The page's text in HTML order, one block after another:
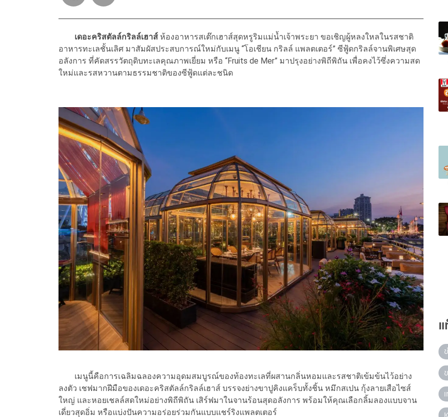
เดอะคริสตัลล์กริลล์เฮาส์ ห้องอาหารสเต๊กเฮาส์สุดหรูริมแม่น้ำเจ้าพระยา ขอเชิญผู้หลงใหลในรสชาติ
อาหารทะเลชั้นเลิศ มาสัมผัสประสบการณ์ใหม่กับเมนู “โอเชียน กริลล์ แพลตเตอร์” ซีฟู้ดกริลล์จานพิเศษสุด
อลังการ ที่คัดสรรวัตถุดิบทะเลคุณภาพเยี่ยม หรือ “Fruits de Mer” มาปรุงอย่างพิถีพิถัน เพื่อคงไว้ซึ่งความสด
ใหม่และรสหวานตามธรรมชาติของซีฟู้ดแต่ละชนิด
เมนูนี้คือการเฉลิมฉลองความอุดมสมบูรณ์ของท้องทะเลที่ผสานกลิ่นหอมและรสชาติเข้มข้นไว้อย่าง
ลงตัว เชฟมากฝีมือของเดอะคริสตัลล์กริลล์เฮาส์ บรรจงย่างขาปูคิงแคร็บทั้งชิ้น หมึกสเปน กุ้งลายเสือไซส์
ใหญ่ และหอยเชลล์สดใหม่อย่างพิถีพิถัน เสิร์ฟมาในจานร้อนสุดอลังการ พร้อมให้คุณเลือกลิ้มลองแบบจาน
เดี่ยวสุดอิ่ม หรือแบ่งปันความอร่อยร่วมกันแบบแชร์ริงแพลตเตอร์